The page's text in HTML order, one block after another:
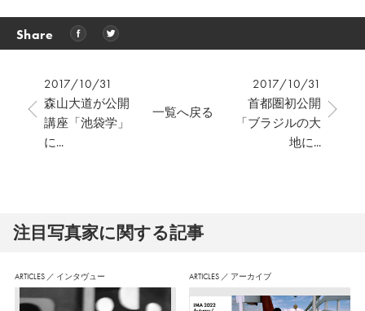
Share
2017/10/31
森山大道が公開
講座「池袋学」
に...
2017/10/31
首都圏初公開
「ブラジルの大
地に...
一覧へ戻る
注⽬写真家に関する記事
ARTICLES ／ インタヴュー ARTICLES ／ アーカイブ